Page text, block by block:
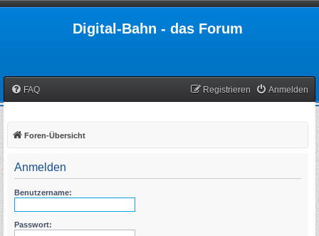
Digital-Bahn - das Forum
FAQ Anmelden
Registrieren
Foren-Übersicht
Anmelden
Benutzername:
Passwort: